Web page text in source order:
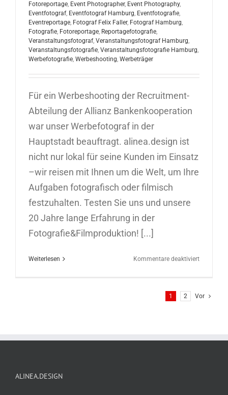
Fotoreportage, Event Photographer, Event Photography,
Eventfotograf, Eventfotograf Hamburg, Eventfotografie,
Eventreportage, Fotograf Felix Faller, Fotograf Hamburg,
Fotografie, Fotoreportage, Reportagefotografie,
Veranstaltungsfotograf, Veranstaltungsfotograf Hamburg,
Veranstaltungsfotografie, Veranstaltungsfotografie Hamburg,
Werbefotografie, Werbeshooting, Werbeträger
Für ein Werbeshooting der Recruitment-
Abteilung der Allianz Bankenkooperation
war unser Werbefotograf in der
Hauptstadt beauftragt. alinea.design ist
nicht nur lokal für seine Kunden im Einsatz
–wir reisen mit Ihnen um die Welt, um Ihre
Aufgaben fotografisch oder filmisch
festzuhalten. Testen Sie uns und unsere
20 Jahre lange Erfahrung in der
Fotografie&Filmproduktion! [...]
Weiterlesen Kommentare deaktiviertfür
1
2 Vor
ALINEA.DESIGN